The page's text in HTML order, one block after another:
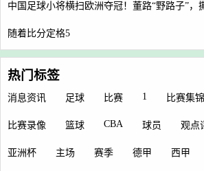
中国足球小将横扫欧洲夺冠！董路“野路子”，
随着比分定格5
热门标签
消息资讯 足球 比赛 1 比赛集锦
比赛录像 篮球 CBA 球员 观点
亚洲杯 主场 赛季 德甲 西甲